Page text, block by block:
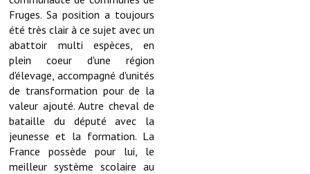
Etablissements scolaires
Equipements sportifs
Bibliothèque
Commerçants, artisans
Commerces et professions libérales
Exploitants agricoles
Fruges. Sa position a toujours
été très clair à ce sujet avec un
abattoir multi espèces, en
plein coeur d'une région
d'élevage, accompagné d'unités
de transformation pour de la
valeur ajouté. Autre cheval de
bataille du député avec la
jeunesse et la formation. La
France possède pour lui, le
meilleur système scolaire au